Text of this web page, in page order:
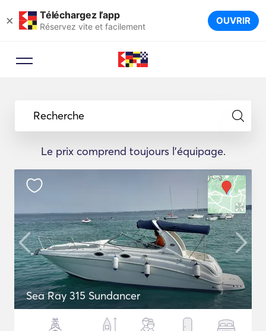
× Téléchargez l’app
Réservez vite et facilement OUVRIR
Recherche
Le prix comprend toujours l'équipage.
Sea Ray 315 Sundancer